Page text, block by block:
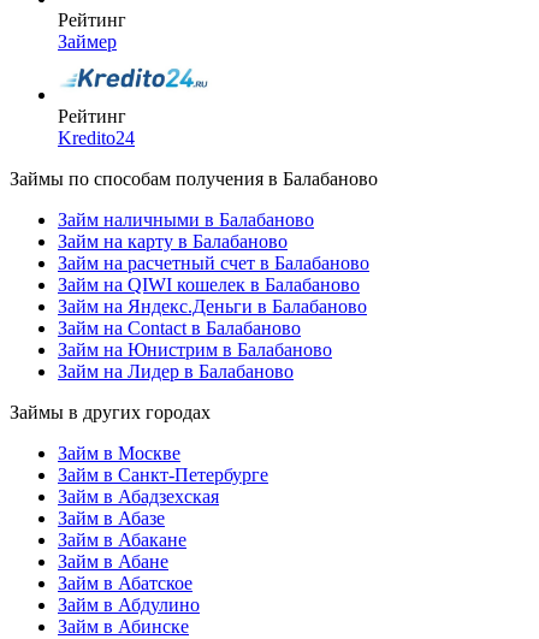
Рейтинг
Займер
Рейтинг
Kredito24
Займы по способам получения в Балабаново
Займ наличными в Балабаново
Займ на карту в Балабаново
Займ на расчетный счет в Балабаново
Займ на QIWI кошелек в Балабаново
Займ на Яндекс.Деньги в Балабаново
Займ на Contact в Балабаново
Займ на Юнистрим в Балабаново
Займ на Лидер в Балабаново
Займы в других городах
Займ в Москве
Займ в Санкт-Петербурге
Займ в Абадзехская
Займ в Абазе
Займ в Абакане
Займ в Абане
Займ в Абатское
Займ в Абдулино
Займ в Абинске